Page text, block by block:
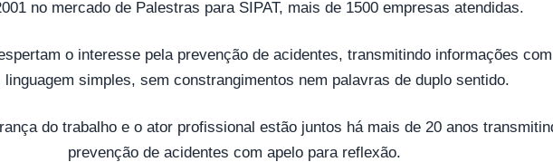
no mercado de Palestras para SIPAT, mais de 1500 empresas atendidas.
o interesse pela prevenção de acidentes, transmitindo informações
linguagem simples, sem constrangimentos nem palavras de duplo sentido.
do trabalho e o ator profissional estão juntos há mais de 20 anos
prevenção de acidentes com apelo para reflexão.